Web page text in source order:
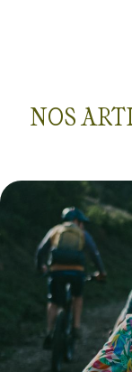
NOS